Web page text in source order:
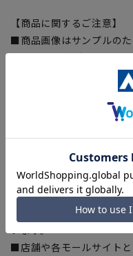
【商品に関するご注意】
■商品画像はサンプルの
ある場合がございますの
■ゆとり感には個人差が
入の目安としてご利用く
■生地や仕様・デザイン
干の誤差が生じる場合が
■サイズスペックは仕上
部、商品現物におすすめ
商品もございます。
■ブラウザやお使いのモ
加減により、実際の商品
■店舗や各モールサイト